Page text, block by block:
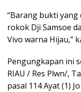
“Barang bukti
rokok Dji Samsoe
Vivo warna Hijau,”
Pengungkapan ini
RIAU / Res Plwn/,
pasal 114 Ayat (1)